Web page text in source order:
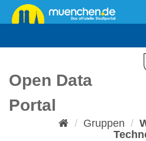
Überspringen
zum
Open Data
Portal
Gruppen